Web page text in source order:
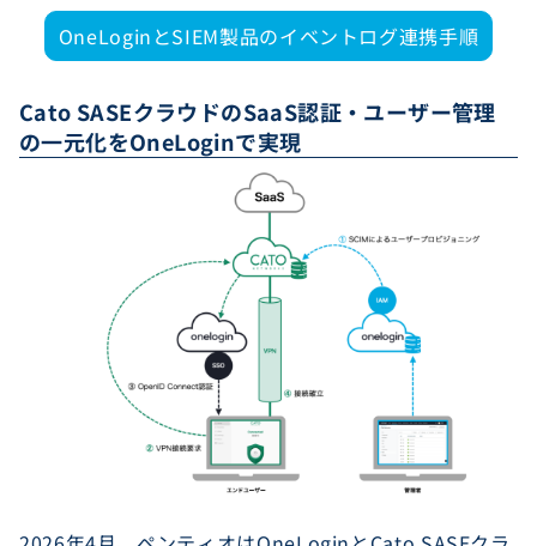
OneLoginとSIEM製品のイベントログ連携手順
Cato SASEクラウドのSaaS認証・ユーザー管理
の一元化をOneLoginで実現